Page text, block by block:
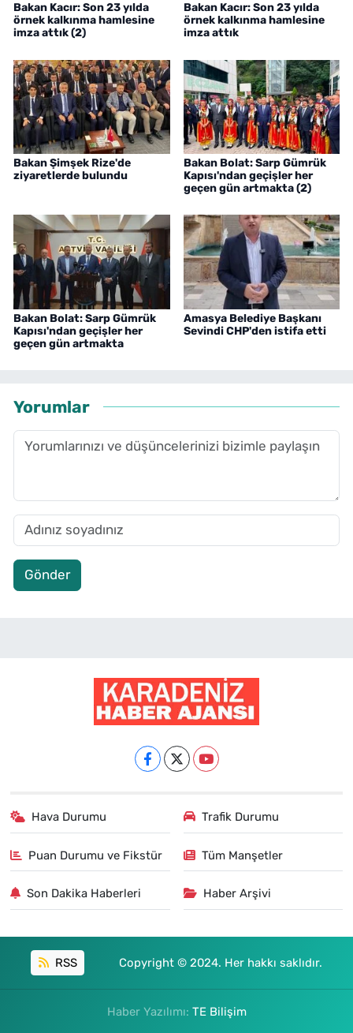
Bakan Kacır: Son 23 yılda
örnek kalkınma hamlesine
imza attık (2)
Bakan Kacır: Son 23 yılda
örnek kalkınma hamlesine
imza attık
Bakan Şimşek Rize'de
ziyaretlerde bulundu
Bakan Bolat: Sarp Gümrük
Kapısı'ndan geçişler her
geçen gün artmakta (2)
Bakan Bolat: Sarp Gümrük
Kapısı'ndan geçişler her
geçen gün artmakta
Amasya Belediye Başkanı
Sevindi CHP'den istifa etti
Yorumlar
Gönder
Hava Durumu Trafik Durumu
Puan Durumu ve Fikstür Tüm Manşetler
Son Dakika Haberleri Haber Arşivi
RSS Copyright © 2024. Her hakkı saklıdır.
Haber Yazılımı: TE Bilişim